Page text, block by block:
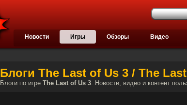
Новости Игры Обзоры Видео
Блоги The Last of Us 3 / The
Блоги по игре The Last of Us 3. Новости, видео и контент